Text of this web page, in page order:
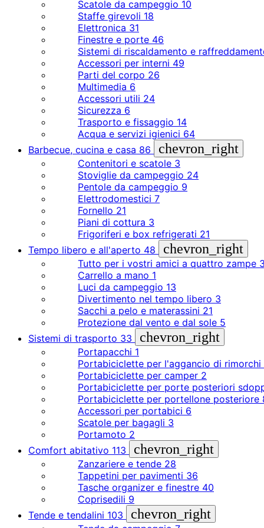
Scatole da campeggio 10
Staffe girevoli 18
Elettronica 31
Finestre e porte 46
Sistemi di riscaldamento e
Accessori per interni 49
Parti del corpo 26
Multimedia 6
Accessori utili 24
Sicurezza 6
Trasporto e fissaggio 14
Acqua e servizi igienici 64
Barbecue, cucina e casa 86 chevron_right
Contenitori e scatole 3
Stoviglie da campeggio 24
Pentole da campeggio 9
Elettrodomestici 7
Fornello 21
Piani di cottura 3
Frigoriferi e box refrigerati 21
Tempo libero e all'aperto 48 chevron_right
Tutto per i vostri amici a quattro zampe 3
Carrello a mano 1
Luci da campeggio 13
Divertimento nel tempo libero 3
Sacchi a pelo e materassini 21
Protezione dal vento e dal sole 5
Sistemi di trasporto 33 chevron_right
Portapacchi 1
Portabiciclette per l'aggancio di rimorchi
Portabiciclette per camper 2
Portabiciclette per porte posteriori
Portabiciclette per portellone posteriore
Accessori per portabici 6
Scatole per bagagli 3
Portamoto 2
Comfort abitativo 113 chevron_right
Zanzariere e tende 28
Tappetini per pavimenti 36
Tasche organizer e finestre 40
Coprisedili 9
Tende e tendalini 103 chevron_right